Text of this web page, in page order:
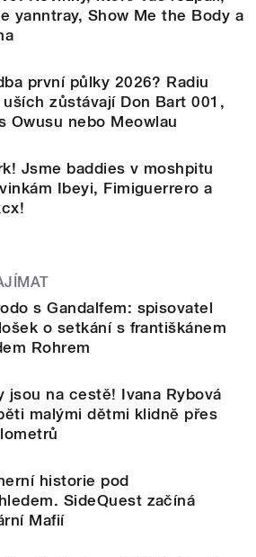
yanntray, Show Me the Body a
první půlky 2026? Radiu
uších zůstávají Don Bart 001,
Owusu nebo Meowlau
Jsme baddies v moshpitu
Ibeyi, Fimiguerrero a
s Gandalfem: spisovatel
o setkání s františkánem
Rohrem
jsou na cestě! Ivana Rybová
malými dětmi klidně přes
historie pod
SideQuest začíná
Mafií